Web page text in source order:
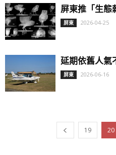
屏東推「生態
屏東 2026-04-25
延期依舊人氣
屏東 2026-06-16
19 20